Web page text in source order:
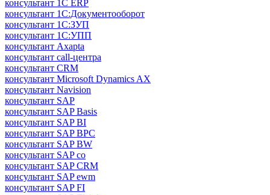
консультант 1С ERP
консультант 1С:Документооборот
консультант 1С:ЗУП
консультант 1С:УПП
консультант Axapta
консультант call-центра
консультант CRM
консультант Microsoft Dynamics AX
консультант Navision
консультант SAP
консультант SAP Basis
консультант SAP BI
консультант SAP BPC
консультант SAP BW
консультант SAP co
консультант SAP CRM
консультант SAP ewm
консультант SAP FI